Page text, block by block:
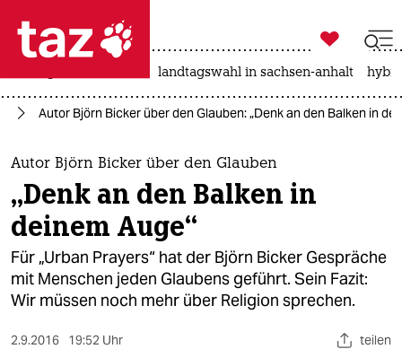
 taz zahl ich
taz zahl ich
themen
politik
öko
gesellschaft

taz zahl ich
landtagswahl in sachsen-anhalt
Autor Björn Bicker über den Glauben: „Denk an den Balken in
Autor Björn Bicker über den Glauben
„Denk an den Balken in
deinem Auge“
Für „Urban Prayers“ hat der Björn Bicker Gespräche
mit Menschen jeden Glaubens geführt. Sein Fazit:
Wir müssen noch mehr über Religion sprechen.
2.9.2016 19:52 Uhr teilen